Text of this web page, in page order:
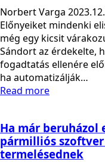
Norbert Varga
Előnyeiket mindenki
még egy kicsit
Sándort az érdekelte,
fogadtatás ellenére
ha automatizálják…
Read more
Ha már beruházol
pármilliós
termelésednek